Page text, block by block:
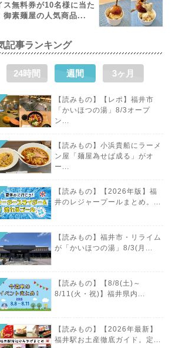
ス無料券が10名様に当た
御素麺屋の人気商品...
記事ランキング
24時間 週間 3ヶ月
【読みもの】【レポ】福井市
「かいほつの湯」8/3オープ
ン...
【読みもの】小浜貴船にラーメ
ン屋「麺屋為せば成る」がオ
ー...
【読みもの】【2026年版】福
井のレジャープールまとめ。...
【読みもの】福井市・リライム
が「かいほつの湯」8/3(月...
【読みもの】【8/8(土)～
8/11(火・祝)】福井県内...
【読みもの】【2026年最新】
福井駅お土産徹底ガイド。定...